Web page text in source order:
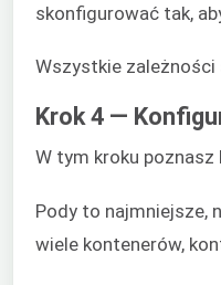
skonfigurować tak,
Wszystkie zależności
Krok 4 —
W tym kroku poznasz
Pody to najmniejsze,
wiele kontenerów,